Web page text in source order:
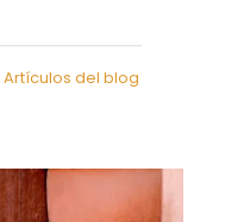
Artículos del blog